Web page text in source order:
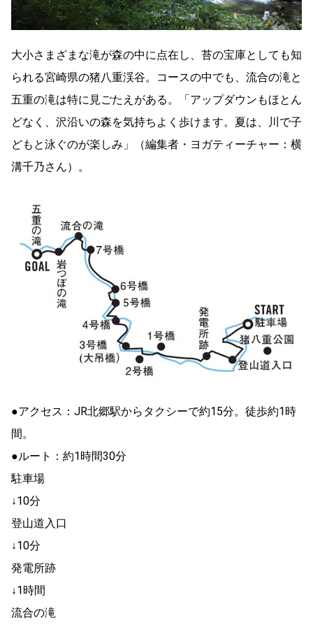
大小さまざまな滝が森の中に点在し、苔の宝庫としても知
られる宮崎県の猪八重渓谷。コースの中でも、流合の滝と
五重の滝は特に見ごたえがある。「アップダウンもほとん
どなく、沢沿いの森を気持ちよく歩けます。夏は、川で子
どもと泳ぐのが楽しみ」（編集者・ヨガティーチャー：横
溝千乃さん）。
●アクセス：JR北郷駅からタクシーで約15分。徒歩約1時
間。
●ルート：約1時間30分
駐車場
↓10分
登山道入口
↓10分
発電所跡
↓1時間
流合の滝